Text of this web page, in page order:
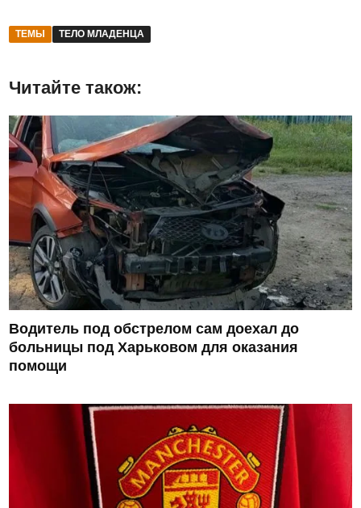
ТЕМЫ ТЕЛО МЛАДЕНЦА
Читайте також:
Водитель под обстрелом сам доехал до
больницы под Харьковом для оказания
помощи